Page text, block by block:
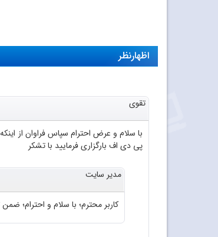
اظهارنظر
تقوی
پی دی اف بارگزاری فرمایید با تشکر
مدیر سایت
کاربر محترم؛ با سلام و احترام؛